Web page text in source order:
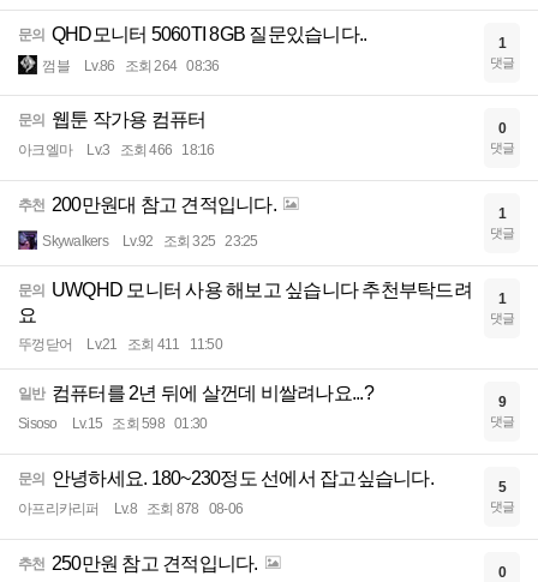
문의 QHD모니터 5060TI 8GB 질문있습니다..
껌블 Lv.86 조회 264 08:36
1
댓글
문의 웹툰 작가용 컴퓨터
아크엘마 Lv.3 조회 466 18:16
0
댓글
추천 200만원대 참고 견적입니다.
Skywalkers Lv.92 조회 325 23:25
1
댓글
문의 UWQHD 모니터 사용 해보고 싶습니다 추천부탁드려
요
뚜껑닫어 Lv.21 조회 411 11:50
1
댓글
일반 컴퓨터를 2년 뒤에 살껀데 비쌀려나요...?
Sisoso Lv.15 조회 598 01:30
9
댓글
문의 안녕하세요. 180~230정도 선에서 잡고싶습니다.
아프리카리퍼 Lv.8 조회 878 08-06
5
댓글
추천 250만원 참고 견적입니다. 0